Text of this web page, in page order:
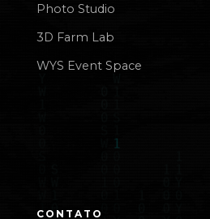
Photo Studio
3D Farm Lab
WYS Event Space
CONTATO